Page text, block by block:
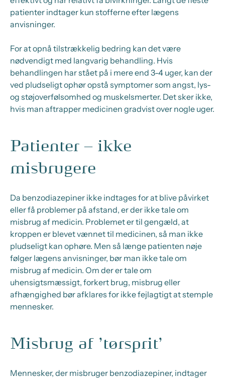
patienter indtager kun stofferne efter lægens
anvisninger.
For at opnå tilstrækkelig bedring kan det være
nødvendigt med langvarig behandling. Hvis
behandlingen har stået på i mere end 3-4 uger, kan der
ved pludseligt ophør opstå symptomer som angst, lys-
og støjoverfølsomhed og muskelsmerter. Det sker ikke,
hvis man aftrapper medicinen gradvist over nogle uger.
Patienter – ikke
misbrugere
Da benzodiazepiner ikke indtages for at blive påvirket
eller få problemer på afstand, er der ikke tale om
misbrug af medicin. Problemet er til gengæld, at
kroppen er blevet vænnet til medicinen, så man ikke
pludseligt kan ophøre. Men så længe patienten nøje
følger lægens anvisninger, bør man ikke tale om
misbrug af medicin. Om der er tale om
uhensigtsmæssigt, forkert brug, misbrug eller
afhængighed bør afklares for ikke fejlagtigt at stemple
mennesker.
Misbrug af ’tørsprit’
Mennesker, der misbruger benzodiazepiner, indtager